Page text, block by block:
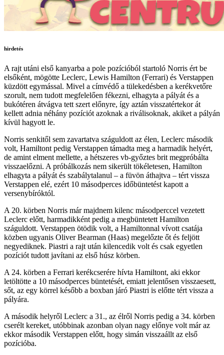
hirdetés
A rajt utáni első kanyarba a pole pozícióból startoló Norris ért be
elsőként, mögötte Leclerc, Lewis Hamilton (Ferrari) és Verstappen
küzdött egymással. Mivel a címvédő a tülekedésben a kerékvetőre
szorult, nem tudott megfelelően fékezni, elhagyta a pályát és a
bukótéren átvágva tett szert előnyre, így aztán visszatértekor át
kellett adnia néhány pozíciót azoknak a riválisoknak, akiket a pályán
kívül hagyott le.
Norris senkitől sem zavartatva száguldott az élen, Leclerc második
volt, Hamiltont pedig Verstappen támadta meg a harmadik helyért,
de amint elment mellette, a hétszeres vb-győztes brit megpróbálta
visszaelőzni. A próbálkozás nem sikerült tökéletesen, Hamilton
elhagyta a pályát és szabálytalanul – a füvön áthajtva – tért vissza
Verstappen elé, ezért 10 másodperces időbüntetést kapott a
versenybíróktól.
A 20. körben Norris már majdnem kilenc másodperccel vezetett
Leclerc előtt, harmadikként pedig a megbüntetett Hamilton
száguldott. Verstappen ötödik volt, a Hamiltonnal vívott csatája
közben ugyanis Oliver Bearman (Haas) megelőzte őt és feljött
negyediknek. Piastri a rajt után kilencedik volt és csak egyetlen
pozíciót tudott javítani az első húsz körben.
A 24. körben a Ferrari kerékcserére hívta Hamiltont, aki ekkor
letöltötte a 10 másodperces büntetését, emiatt jelentősen visszaesett,
sőt, az egy körrel később a boxban járó Piastri is előtte tért vissza a
pályára.
A második helyről Leclerc a 31., az élről Norris pedig a 34. körben
cserélt kereket, utóbbinak azonban olyan nagy előnye volt már az
ekkor második Verstappen előtt, hogy simán visszaállt az első
pozícióba.